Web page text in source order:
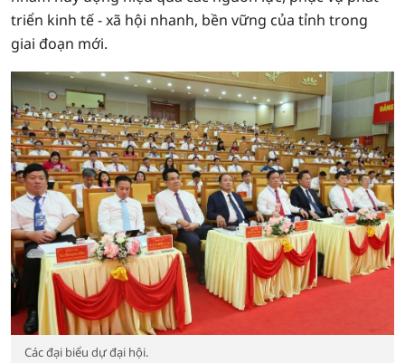
triển kinh tế - xã hội nhanh, bền vững của tỉnh trong
giai đoạn mới.
Các đại biểu dự đại hội.